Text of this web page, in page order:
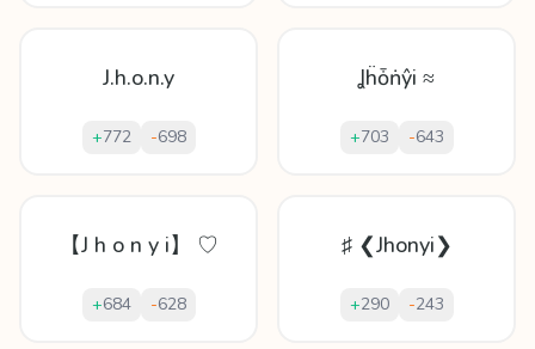
J.h.o.n.y
+772 -698
Ʝḧȱṅŷi ≈
+703 -643
【J h o n y i】 ♡
+684 -628
♯ ❮Jhonyi❯
+290 -243